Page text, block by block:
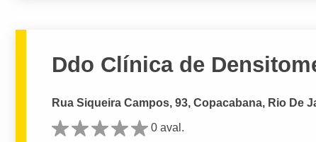
Ddo Clínica de
Rua Siqueira Campos, 93, Copacabana, Rio De
0 aval.